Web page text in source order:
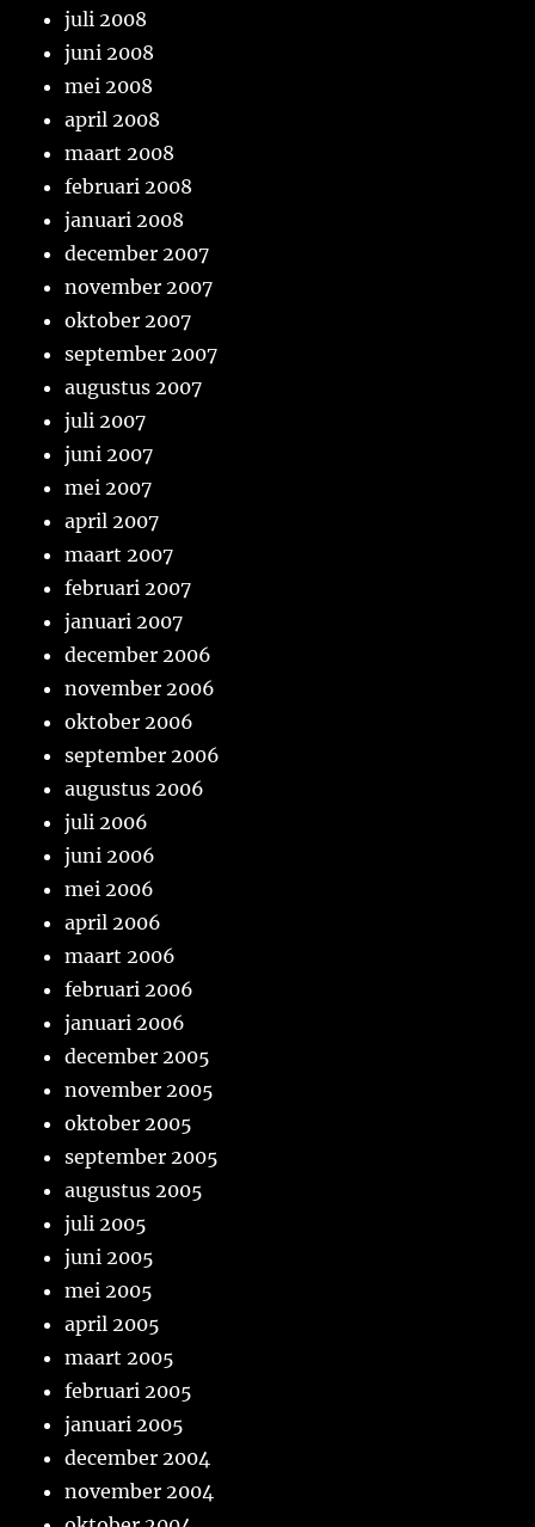
juli 2008
juni 2008
mei 2008
april 2008
maart 2008
februari 2008
januari 2008
december 2007
november 2007
oktober 2007
september 2007
augustus 2007
juli 2007
juni 2007
mei 2007
april 2007
maart 2007
februari 2007
januari 2007
december 2006
november 2006
oktober 2006
september 2006
augustus 2006
juli 2006
juni 2006
mei 2006
april 2006
maart 2006
februari 2006
januari 2006
december 2005
november 2005
oktober 2005
september 2005
augustus 2005
juli 2005
juni 2005
mei 2005
april 2005
maart 2005
februari 2005
januari 2005
december 2004
november 2004